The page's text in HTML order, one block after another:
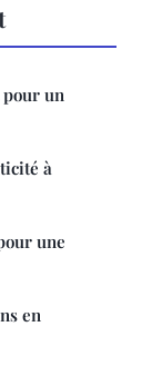
un
à
une
en